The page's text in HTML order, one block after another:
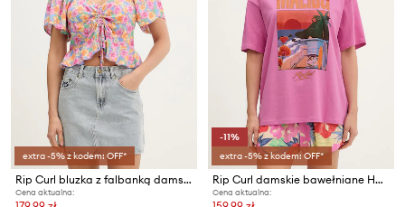
extra -5% z kodem: OFF*
Rip Curl bluzka z falbanką damska z wiskozy MALIBU COVE
Cena aktualna:
-11%
extra -5% z kodem: OFF*
Rip Curl damskie bawełniane HAYLEY O HERITAGE
Cena aktualna: